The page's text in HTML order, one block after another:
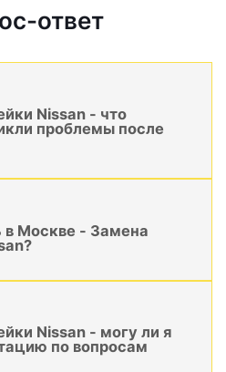
ответ
Nissan - что
проблемы после
в Москве - Замена
Nissan - могу ли я
по вопросам